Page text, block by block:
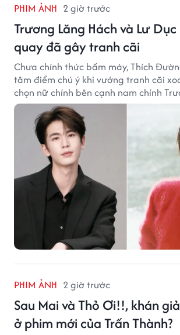
PHIM ẢNH 2 giờ trước
Trương Lăng Hách và Lư
quay đã gây tranh cãi
Chưa chính thức bấm máy, Thích
tâm điểm chú ý khi vướng tranh cãi
chọn nữ chính bên cạnh nam chính
PHIM ẢNH 2 giờ trước
Sau Mai và Thỏ Ơi!!, khán
ở phim mới của Trấn Thành?